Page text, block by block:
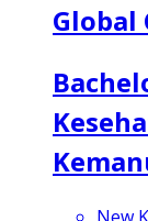
Global
New